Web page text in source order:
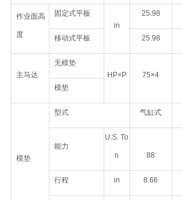
作业面高
度
固定式平板
in
25.98
移动式平板 25.98
主马达
无模垫
HP×P
75×4
模垫
模垫
型式 气缸式
能力
U.S. To
n 88
行程 in 8.66